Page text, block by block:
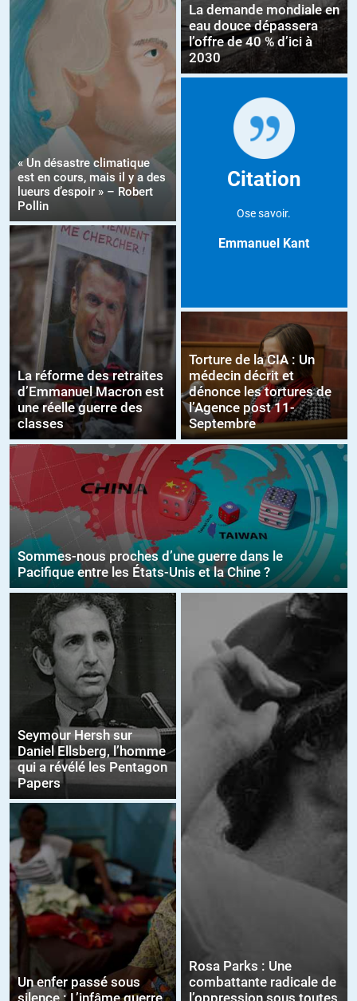
« Un désastre climatique
est en cours, mais il y a des
lueurs d’espoir » – Robert
Pollin
La réforme des retraites
d’Emmanuel Macron est
une réelle guerre des
classes
La demande mondiale en
eau douce dépassera
l’offre de 40 % d’ici à
2030
Citation
Ose savoir.
Emmanuel Kant
Torture de la CIA : Un
médecin décrit et
dénonce les tortures de
l’Agence post 11-
Septembre
Sommes-nous proches d’une guerre dans le
Pacifique entre les États-Unis et la Chine ?
Seymour Hersh sur
Daniel Ellsberg, l’homme
qui a révélé les Pentagon
Papers
Un enfer passé sous
silence : L’infâme guerre
Rosa Parks : Une
combattante radicale de
l’oppression sous toutes